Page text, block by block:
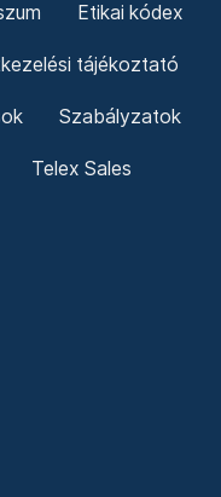
Etikai kódex
tájékoztató
Szabályzatok
Telex Sales